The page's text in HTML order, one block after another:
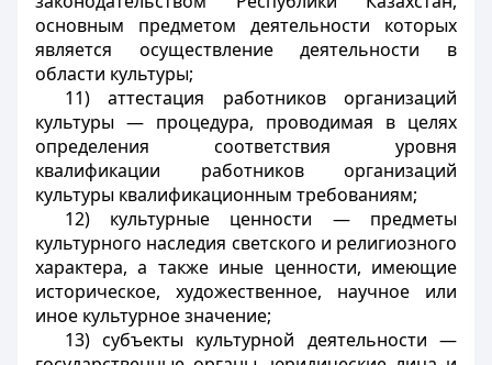
основным предметом деятельности которых
является осуществление деятельности в
области культуры;
11) аттестация работников организаций
культуры — процедура, проводимая в целях
определения соответствия уровня
квалификации работников организаций
культуры квалификационным требованиям;
12) культурные ценности — предметы
культурного наследия светского и религиозного
характера, а также иные ценности, имеющие
историческое, художественное, научное или
иное культурное значение;
13) субъекты культурной деятельности —